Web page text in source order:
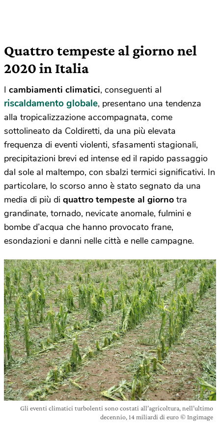
Quattro tempeste al giorno nel
2020 in Italia
I cambiamenti climatici, conseguenti al
riscaldamento globale, presentano una tendenza
alla tropicalizzazione accompagnata, come
sottolineato da Coldiretti, da una più elevata
frequenza di eventi violenti, sfasamenti stagionali,
precipitazioni brevi ed intense ed il rapido passaggio
dal sole al maltempo, con sbalzi termici significativi. In
particolare, lo scorso anno è stato segnato da una
media di più di quattro tempeste al giorno tra
grandinate, tornado, nevicate anomale, fulmini e
bombe d’acqua che hanno provocato frane,
esondazioni e danni nelle città e nelle campagne.
Gli eventi climatici turbolenti sono costati all’agricoltura, nell’ultimo
decennio, 14 miliardi di euro © Ingimage